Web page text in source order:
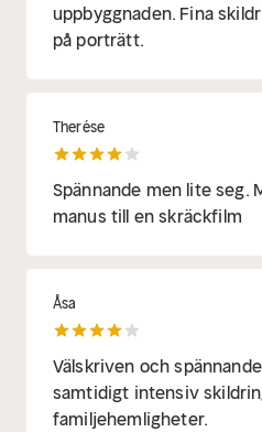
uppbyggnaden. Fina
på porträtt.
Therése
Spännande men lite seg.
manus till en skräckfilm
Åsa
Välskriven och
samtidigt intensiv
familjehemligheter.